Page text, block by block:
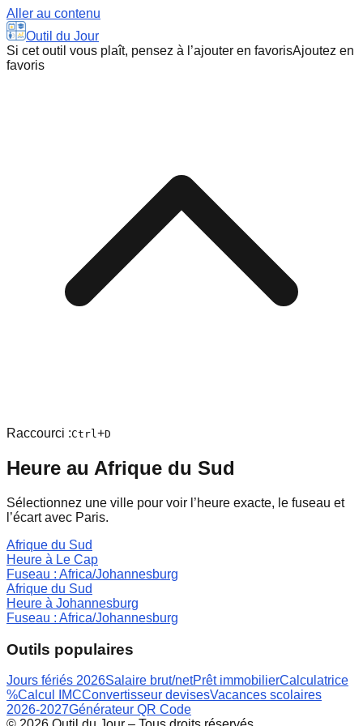
Aller au contenu
Outil du Jour
Si cet outil vous plaît, pensez à l’ajouter en favorisAjoutez en
favoris
Raccourci :Ctrl+D
Heure au Afrique du Sud
Sélectionnez une ville pour voir l’heure exacte, le fuseau et
l’écart avec Paris.
Afrique du Sud
Heure à Le Cap
Fuseau : Africa/Johannesburg
Afrique du Sud
Heure à Johannesburg
Fuseau : Africa/Johannesburg
Outils populaires
Jours fériés 2026Salaire brut/netPrêt immobilierCalculatrice
%Calcul IMCConvertisseur devisesVacances scolaires
2026-2027Générateur QR Code